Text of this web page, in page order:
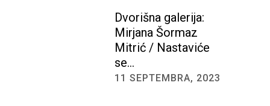
Dvorišna galerija:
Mirjana Šormaz
Mitrić / Nastaviće
se…
11 SEPTEMBRA, 2023